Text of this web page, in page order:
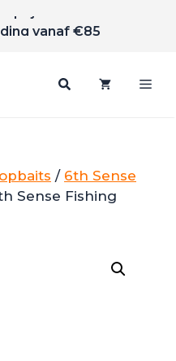
vanaf €85
/ 6th Sense
Sense Fishing